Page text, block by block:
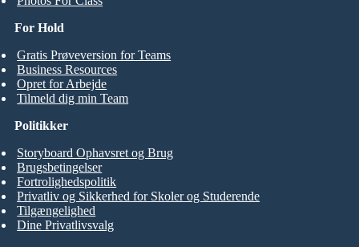
For Hold
Gratis Prøveversion for Teams
Business Resources
Opret for Arbejde
Tilmeld dig min Team
Politikker
Storyboard Ophavsret og Brug
Brugsbetingelser
Fortrolighedspolitik
Privatliv og Sikkerhed for Skoler og Studerende
Tilgængelighed
Dine Privatlivsvalg